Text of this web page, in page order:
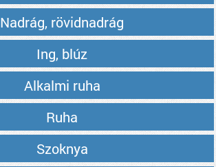
Nadrág, rövidnadrág
Ing, blúz
Alkalmi ruha
Ruha
Szoknya